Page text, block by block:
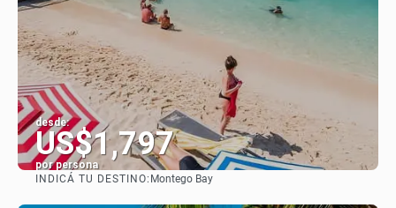
desde:
US$1,797
por persona
INDICÁ TU DESTINO: Montego Bay